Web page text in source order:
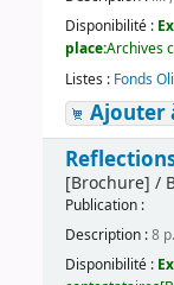
Disponibilité :
place:Archives
Listes : Fonds
Ajouter
[Brochure] /
Publication :
Description :8
Disponibilité :